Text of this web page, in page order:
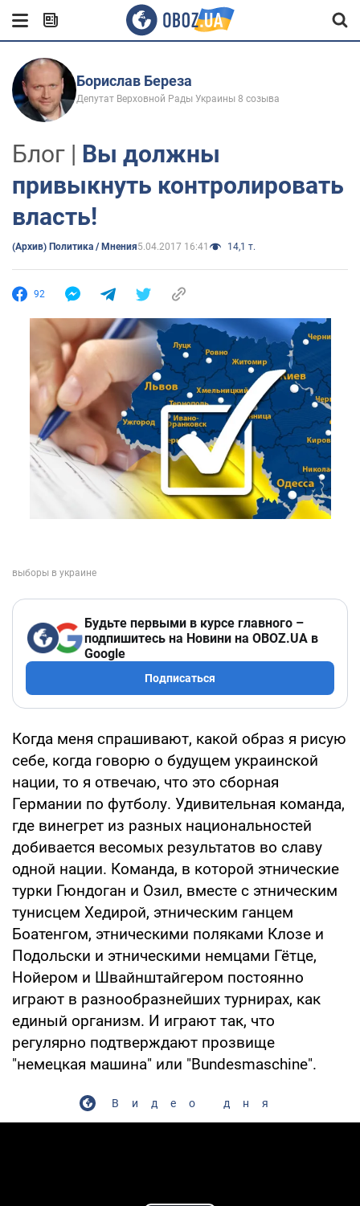
Борислав Береза
Депутат Верховной Рады Украины 8 созыва
Блог | Вы должны
привыкнуть контролировать
власть!
(Архив) Политика / Мнения5.04.2017 16:41 14,1 т.
92
Будьте первыми в курсе главного –
подпишитесь на Новини на OBOZ.UA в
Google
Подписаться
Когда меня спрашивают, какой образ я рисую
себе, когда говорю о будущем украинской
нации, то я отвечаю, что это сборная
Германии по футболу. Удивительная команда,
где винегрет из разных национальностей
добивается весомых результатов во славу
одной нации. Команда, в которой этнические
турки Гюндоган и Озил, вместе с этническим
тунисцем Хедирой, этническим ганцем
Боатенгом, этническими поляками Клозе и
Подольски и этническими немцами Гётце,
Нойером и Швайнштайгером постоянно
играют в разнообразнейших турнирах, как
единый организм. И играют так, что
регулярно подтверждают прозвище
"немецкая машина" или "Bundesmaschine".
Видео дня